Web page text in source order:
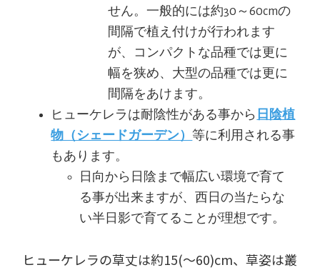
せん。一般的には約30～60cmの
間隔で植え付けが行われます
が、コンパクトな品種では更に
幅を狭め、大型の品種では更に
間隔をあけます。
ヒューケレラは耐陰性がある事から 日陰植
物（シェードガーデン）等に利用される事
もあります。
日向から日陰まで幅広い環境で育て
る事が出来ますが、西日の当たらな
い半日影で育てることが理想です。
ヒューケレラの草丈は約15(～60)cm、草姿は叢